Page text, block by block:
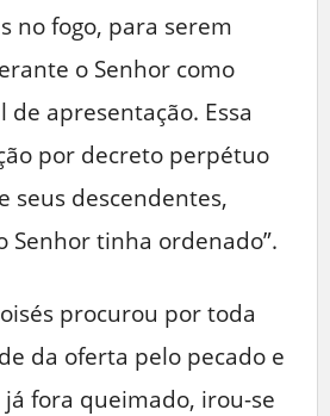
no fogo, para serem
o Senhor como
de apresentação. Essa
por decreto perpétuo
seus descendentes,
Senhor tinha ordenado”.
procurou por toda
da oferta pelo pecado e
fora queimado, irou-se